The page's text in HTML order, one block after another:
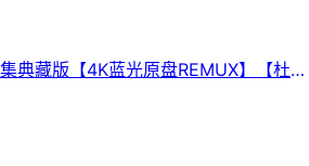
典藏版【4K蓝光原盘REMUX】【杜比
次世代临境音】【京上国配&原
简繁英双语特效字幕 -无可